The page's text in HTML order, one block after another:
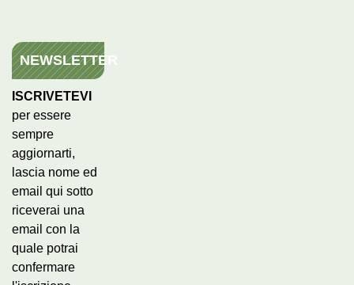
NEWSLETTER
ISCRIVETEVI
per essere
sempre
aggiornarti,
lascia nome ed
email qui sotto
riceverai una
email con la
quale potrai
confermare